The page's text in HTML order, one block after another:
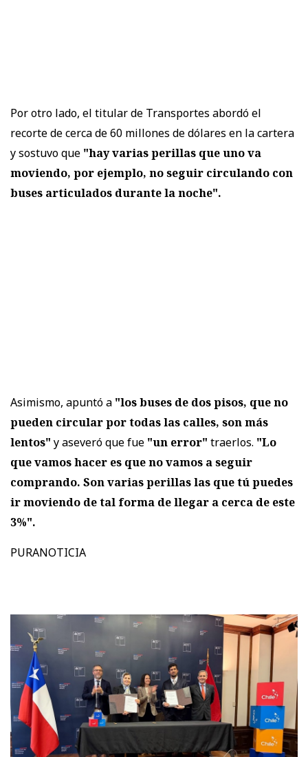
Por otro lado, el titular de Transportes abordó el
recorte de cerca de 60 millones de dólares en la cartera
y sostuvo que "hay varias perillas que uno va
moviendo, por ejemplo, no seguir circulando con
buses articulados durante la noche".
Asimismo, apuntó a "los buses de dos pisos, que no
pueden circular por todas las calles, son más
lentos" y aseveró que fue "un error" traerlos. "Lo
que vamos hacer es que no vamos a seguir
comprando. Son varias perillas las que tú puedes
ir moviendo de tal forma de llegar a cerca de este
3%".
PURANOTICIA